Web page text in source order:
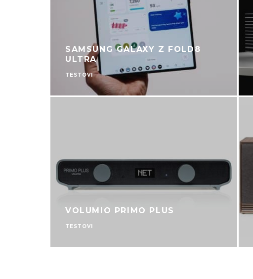
SAMSUNG GALAXY Z FOLD8
ULTRA
TESTOVI
VOLUMIO PRIMO PLUS
TESTOVI